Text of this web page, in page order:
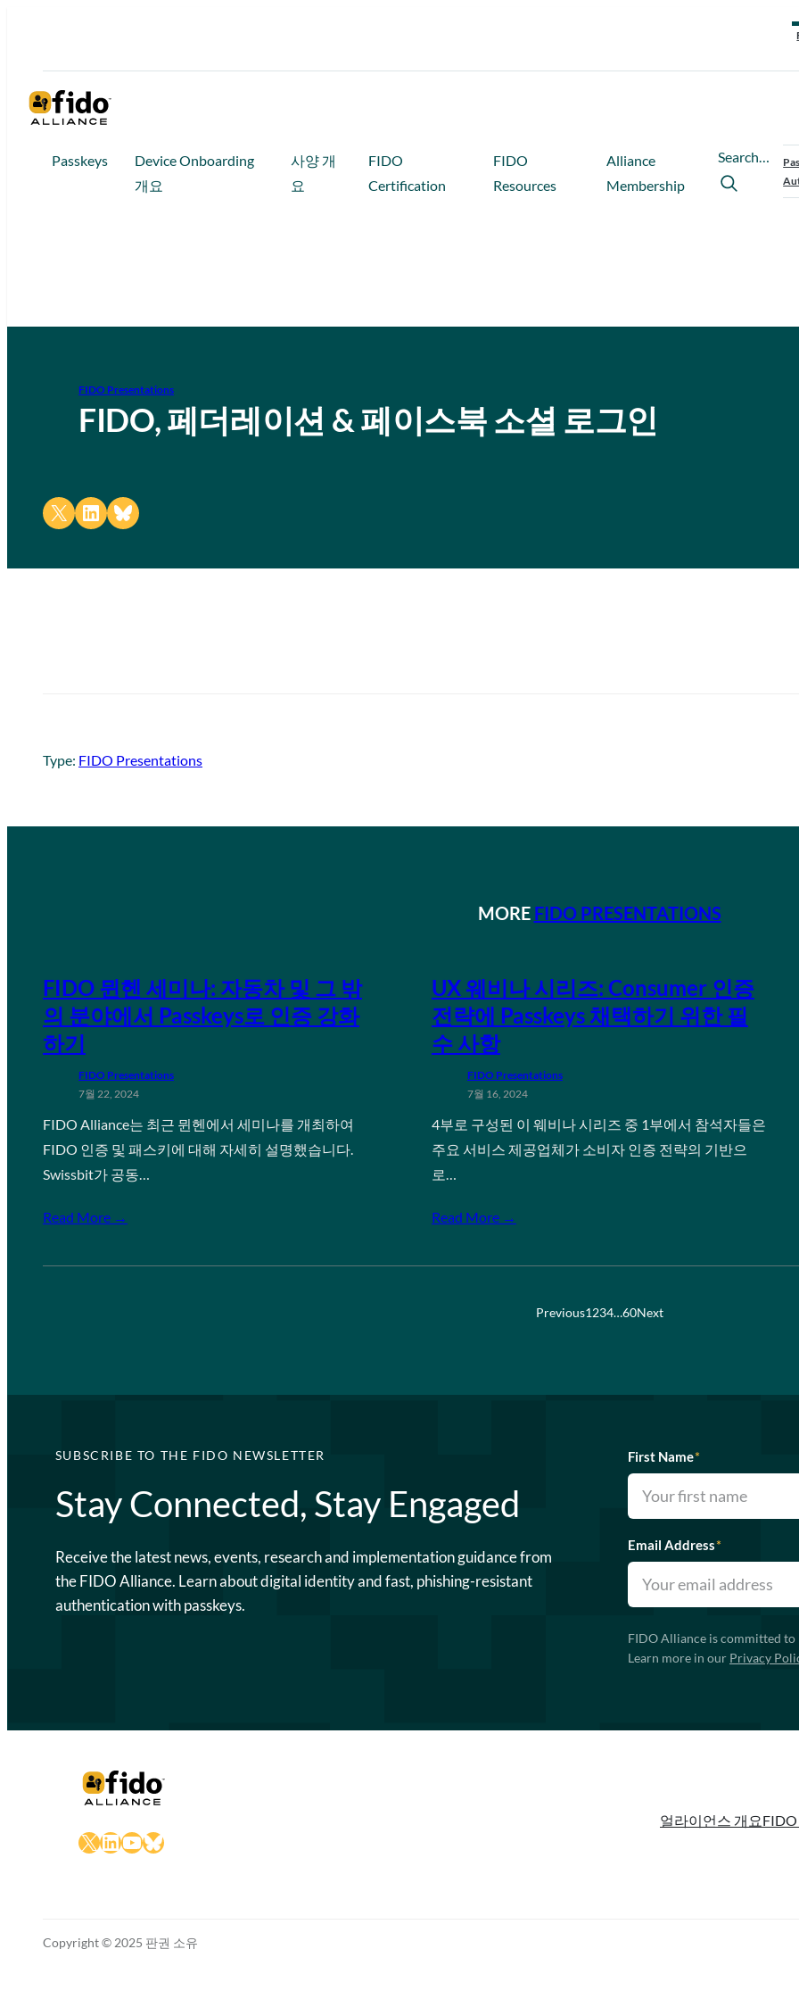
Passkeys
Device Onboarding
개요
사양 개
요
FIDO
Certification
FIDO
Resources
Alliance
Membership
Search…
FIDO Presentations
FIDO, 페더레이션 & 페이스북 소셜 로그인
Share on X Share on LinkedIn
Share on Bluesky
Type: FIDO Presentations
MORE FIDO PRESENTATIONS
FIDO 뮌헨 세미나: 자동차 및 그 밖
의 분야에서 Passkeys로 인증 강화
하기
FIDO Presentations
7월 22, 2024
FIDO Alliance는 최근 뮌헨에서 세미나를 개최하여
FIDO 인증 및 패스키에 대해 자세히 설명했습니다.
Swissbit가 공동…
Read More →
UX 웨비나 시리즈: Consumer 인증
전략에 Passkeys 채택하기 위한 필
수 사항
FIDO Presentations
7월 16, 2024
4부로 구성된 이 웨비나 시리즈 중 1부에서 참석자들은
주요 서비스 제공업체가 소비자 인증 전략의 기반으
로…
Read More →
Previous1234…60Next
SUBSCRIBE TO THE FIDO NEWSLETTER
Stay Connected, Stay Engaged
Receive the latest news, events, research and implementation guidance from
the FIDO Alliance. Learn about digital identity and fast, phishing-resistant
authentication with passkeys.
First Name*
Email Address*
FIDO Alliance is committed
Learn more in our Privacy
X LinkedIn
YouTube
Bluesky
얼라이언스 개요FIDO
Copyright © 2025 판권 소유